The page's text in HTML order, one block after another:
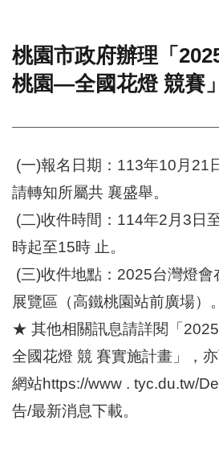
門
牌
整
檢
系
文
化
局
化
資
產
北
市
區
里
桃園市政府辦理「
桃園—全國花燈 競賽」
(一)報名日期：113年10月21
請轉知所屬共 襄盛舉。
(二)收件時間：114年2月3日
時起至15時 止。
(三)收件地點：2025台灣燈會
展覽區（高鐵桃園站前廣場）。
★ 其他相關訊息請詳閱「
全國花燈 競 賽實施計畫」，
網站https://www . tyc.du.tw/
告/最新消息下載。